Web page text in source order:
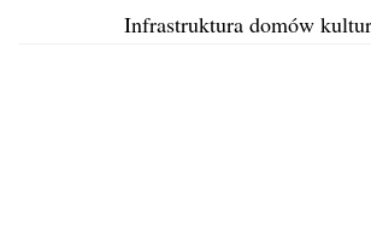
Infrastruktura domów